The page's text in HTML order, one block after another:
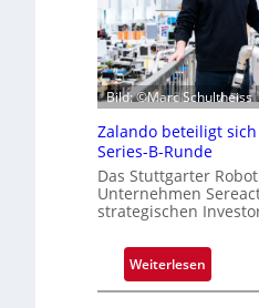
Bild: ©Marc Schultheiss
Zalando beteiligt sich
Series-B-Runde
Das Stuttgarter
Unternehmen
strategischen
Weiterlesen:
Z